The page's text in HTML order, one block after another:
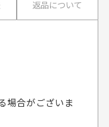
した。またお願いし
返品について
場合がございま